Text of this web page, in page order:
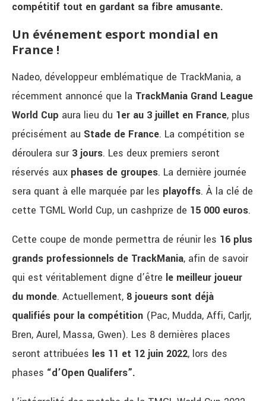
compétitif tout en gardant sa fibre amusante.
Un événement esport mondial en
France !
Nadeo, développeur emblématique de TrackMania, a
récemment annoncé que la TrackMania Grand League
World Cup aura lieu du 1er au 3 juillet en France, plus
précisément au Stade de France. La compétition se
déroulera sur 3 jours. Les deux premiers seront
réservés aux phases de groupes. La dernière journée
sera quant à elle marquée par les playoffs. À la clé de
cette TGML World Cup, un cashprize de 15 000 euros.
Cette coupe de monde permettra de réunir les 16 plus
grands professionnels de TrackMania, afin de savoir
qui est véritablement digne d’être le meilleur joueur
du monde. Actuellement, 8 joueurs sont déjà
qualifiés pour la compétition (Pac, Mudda, Affi, Carljr,
Bren, Aurel, Massa, Gwen). Les 8 dernières places
seront attribuées les 11 et 12 juin 2022, lors des
phases “d’Open Qualifers”.